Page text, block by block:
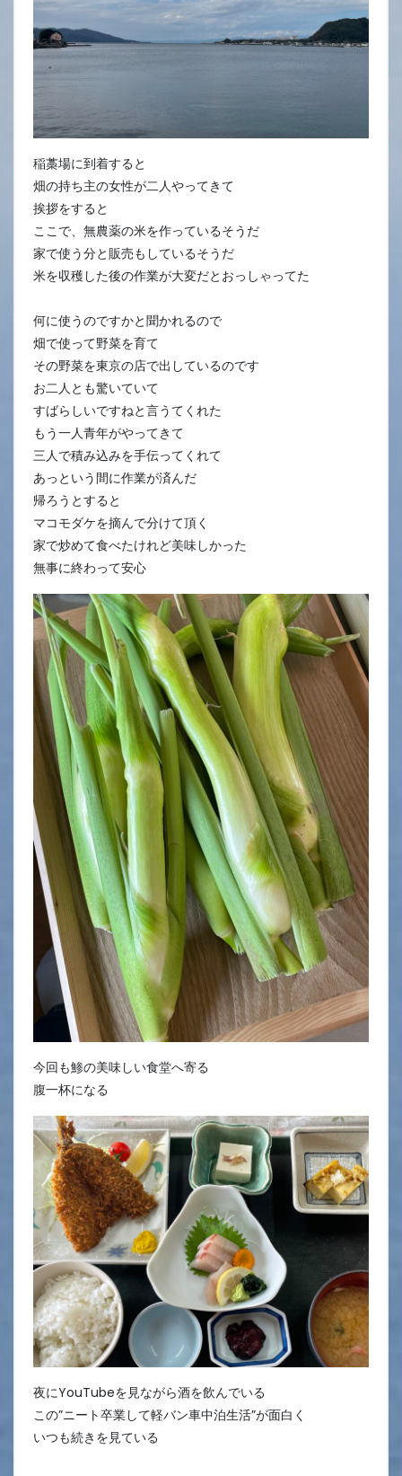
稲藁場に到着すると
畑の持ち主の女性が二人やってきて
挨拶をすると
ここで、無農薬の米を作っているそうだ
家で使う分と販売もしているそうだ
米を収穫した後の作業が大変だとおっしゃってた
何に使うのですかと聞かれるので
畑で使って野菜を育て
その野菜を東京の店で出しているのです
お二人とも驚いていて
すばらしいですねと言うてくれた
もう一人青年がやってきて
三人で積み込みを手伝ってくれて
あっという間に作業が済んだ
帰ろうとすると
マコモダケを摘んで分けて頂く
家で炒めて食べたけれど美味しかった
無事に終わって安心
今回も鯵の美味しい食堂へ寄る
腹一杯になる
夜にYouTubeを見ながら酒を飲んでいる
この”ニート卒業して軽バン車中泊生活”が面白く
いつも続きを見ている